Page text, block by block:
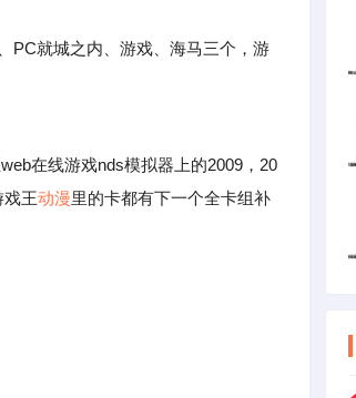
就城之内、游戏、海马三个，游
在线游戏nds模拟器上的2009，20
王动漫里的卡都有下一个全卡组补